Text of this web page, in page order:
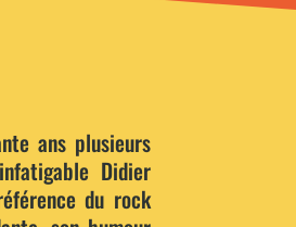
ans plusieurs
Didier
du rock